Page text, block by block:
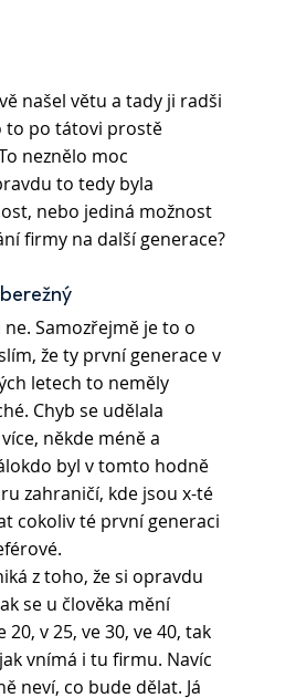
našel větu a tady ji radši
to po tátovi prostě
neznělo moc
to tedy byla
nebo jediná možnost
firmy na další generace?
Samozřejmě je to o
že ty první generace v
letech to neměly
Chyb se udělala
někde méně a
byl v tomto hodně
zahraničí, kde jsou x-té
cokoliv té první generaci
z toho, že si opravdu
se u člověka mění
20, v 25, ve 30, ve 40, tak
vnímá i tu firmu. Navíc
neví, co bude dělat. Já